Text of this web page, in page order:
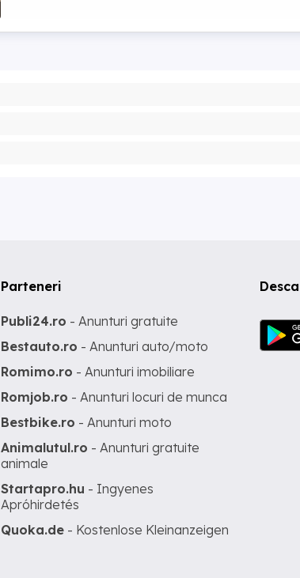
Parteneri
Publi24.ro - Anunturi gratuite
Bestauto.ro - Anunturi auto/moto
Romimo.ro - Anunturi imobiliare
Romjob.ro - Anunturi locuri de munca
Bestbike.ro - Anunturi moto
Animalutul.ro - Anunturi gratuite
animale
Startapro.hu - Ingyenes
Apróhirdetés
Quoka.de - Kostenlose Kleinanzeigen